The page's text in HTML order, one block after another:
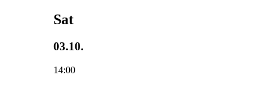
Sat
03.10.
14:00